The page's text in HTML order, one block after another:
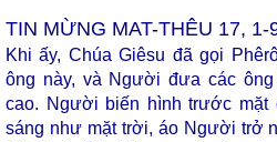
TIN MỪNG MAT-THÊU 17, 1-
Khi ấy, Chúa Giêsu đã gọi
ông này, và Người đưa các
cao. Người biến hình trước mặt
sáng như mặt trời, áo Người trở